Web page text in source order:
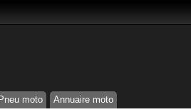
Pneu moto Annuaire moto